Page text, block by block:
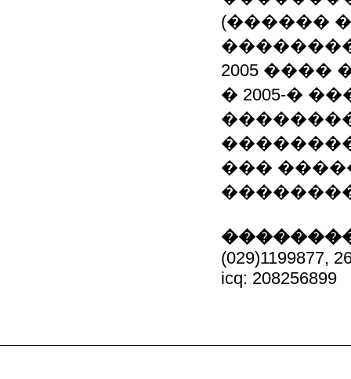
(������
2005 ����
� 2005-�
���
(029)1199877,
icq: 208256899